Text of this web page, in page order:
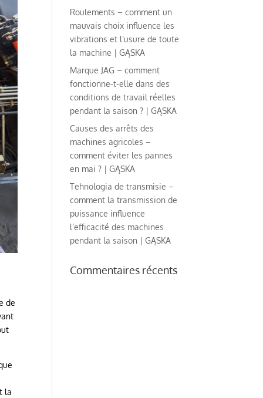
de
la
Roulements – comment un
mauvais choix influence les
vibrations et l’usure de toute
la machine | GĄSKA
Marque JAG – comment
fonctionne-t-elle dans des
conditions de travail réelles
pendant la saison ? | GĄSKA
Causes des arrêts des
machines agricoles –
comment éviter les pannes
en mai ? | GĄSKA
Tehnologia de transmisie –
comment la transmission de
puissance influence
l’efficacité des machines
pendant la saison | GĄSKA
Commentaires récents